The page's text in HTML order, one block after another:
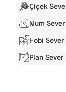
Çiçek
Mum Sever
Hobi Sever
Plan Sever